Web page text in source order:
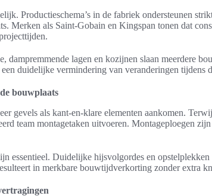
Productieschema’s in de fabriek ondersteunen
Merken als Saint-Gobain en Kingspan tonen dat
dampremmende lagen en kozijnen slaan meerdere
duidelijke vermindering van veranderingen tijdens
bouwplaats
gevels als kant-en-klare elementen aankomen.
team montagetaken uitvoeren. Montageploegen
essentieel. Duidelijke hijsvolgordes en opstelplekken
in merkbare bouwtijdverkorting zonder extra